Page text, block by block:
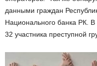
данными граждан
Национального банка РК.
32 участника преступной